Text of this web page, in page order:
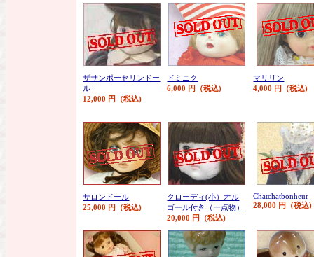
ザサンポーセリンドー
ル
12,000 円（税込)
ドミニク
6,000 円（税込)
マリリン
4,000 円（税込)
サロンドール
25,000 円（税込)
クローディ(小）オル
ゴール付き（一点物）
20,000 円（税込)
Chatchatbonheur
28,000 円（税込)